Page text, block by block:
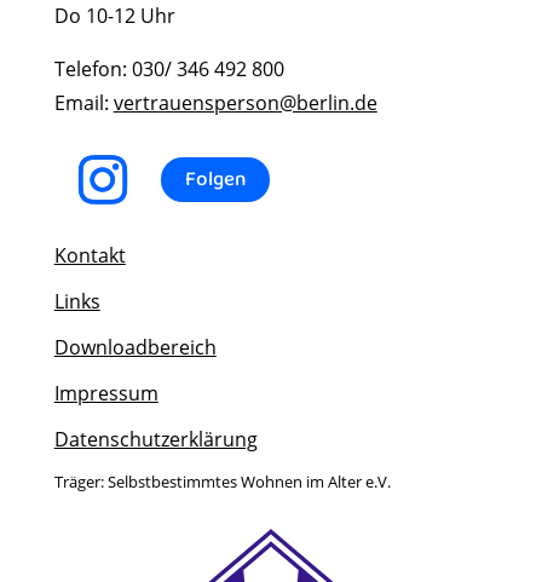
Do 10-12 Uhr
Telefon: 030/ 346 492 800
Email: vertrauensperson@berlin.de
Folgen
Kontakt
Links
Downloadbereich
Impressum
Datenschutzerklärung
Träger: Selbstbestimmtes Wohnen im Alter e.V.